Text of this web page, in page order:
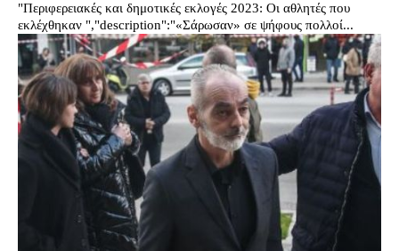
"Περιφερειακές και δημοτικές εκλογές 2023: Οι αθλητές που
εκλέχθηκαν ","description":"«Σάρωσαν» σε ψήφους πολλοί...